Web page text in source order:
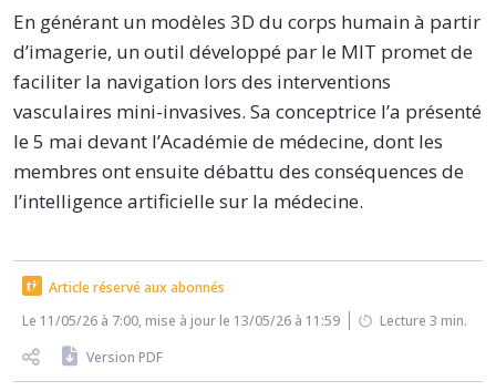
En générant un modèles 3D du corps humain à partir
d’imagerie, un outil développé par le MIT promet de
faciliter la navigation lors des interventions
vasculaires mini-invasives. Sa conceptrice l’a présenté
le 5 mai devant l’Académie de médecine, dont les
membres ont ensuite débattu des conséquences de
l’intelligence artificielle sur la médecine.
Article réservé aux abonnés
Le 11/05/26 à 7:00, mise à jour le 13/05/26 à 11:59
Lecture 3 min.
Version PDF